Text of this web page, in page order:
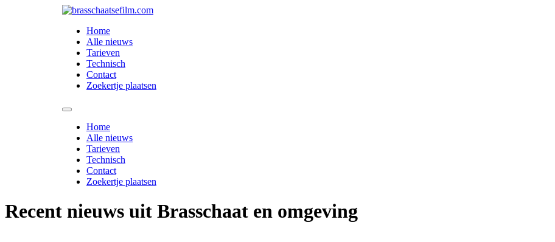
Home
Alle nieuws
Tarieven
Technisch
Contact
Zoekertje plaatsen
Home
Alle nieuws
Tarieven
Technisch
Contact
Zoekertje plaatsen
Recent nieuws uit Brasschaat en omgeving